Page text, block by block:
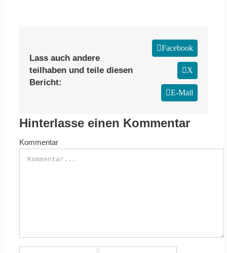
Lass auch andere
teilhaben und teile diesen
Bericht:
Facebook
X
E-Mail
Hinterlasse einen Kommentar
Kommentar